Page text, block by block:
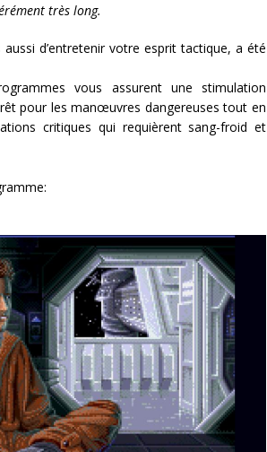
très long.
d’entretenir votre esprit tactique, a été
vous assurent une stimulation
pour les manœuvres dangereuses tout en
critiques qui requièrent sang-froid et